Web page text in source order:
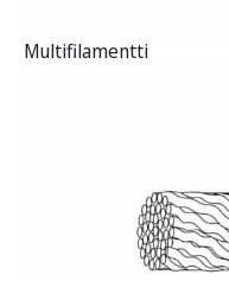
Multifilamentti